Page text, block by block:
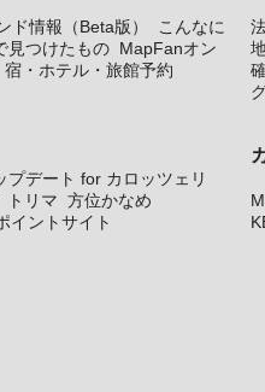
ド情報（Beta版）
こんなに
見つけたもの MapFanオン
宿・ホテル・旅館予約
プデート for カロッツェリ
トリマ 方位かなめ
イントサイト